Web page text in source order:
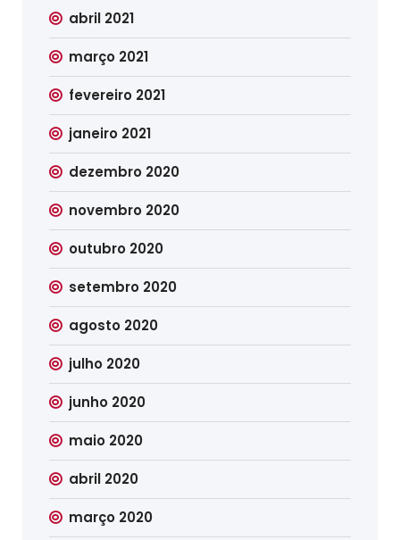
abril 2021
março 2021
fevereiro 2021
janeiro 2021
dezembro 2020
novembro 2020
outubro 2020
setembro 2020
agosto 2020
julho 2020
junho 2020
maio 2020
abril 2020
março 2020